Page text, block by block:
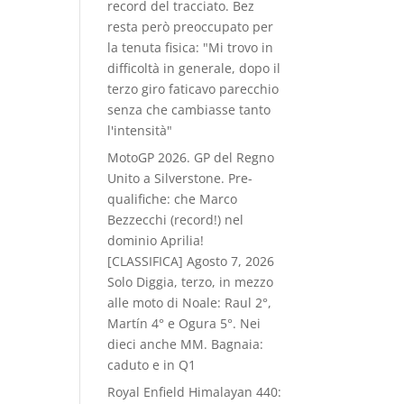
record del tracciato. Bez
resta però preoccupato per
la tenuta fisica: "Mi trovo in
difficoltà in generale, dopo il
terzo giro faticavo parecchio
senza che cambiasse tanto
l'intensità"
MotoGP 2026. GP del Regno
Unito a Silverstone. Pre-
qualifiche: che Marco
Bezzecchi (record!) nel
dominio Aprilia!
[CLASSIFICA] Agosto 7, 2026
Solo Diggia, terzo, in mezzo
alle moto di Noale: Raul 2°,
Martín 4° e Ogura 5°. Nei
dieci anche MM. Bagnaia:
caduto e in Q1
Royal Enfield Himalayan 440: